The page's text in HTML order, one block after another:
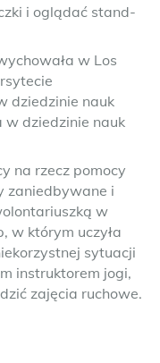
i oglądać stand-
w Los
dziedzinie nauk
w dziedzinie nauk
na rzecz pomocy
zaniedbywane i
w
w którym uczyła
sytuacji
instruktorem jogi,
zajęcia ruchowe.